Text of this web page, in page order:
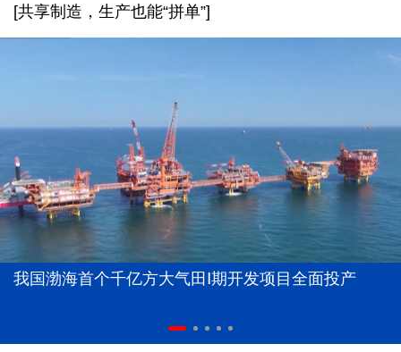
[共享制造，生产也能“拼单”]
我国渤海首个千亿方大气田Ⅰ期开发项目全面投产